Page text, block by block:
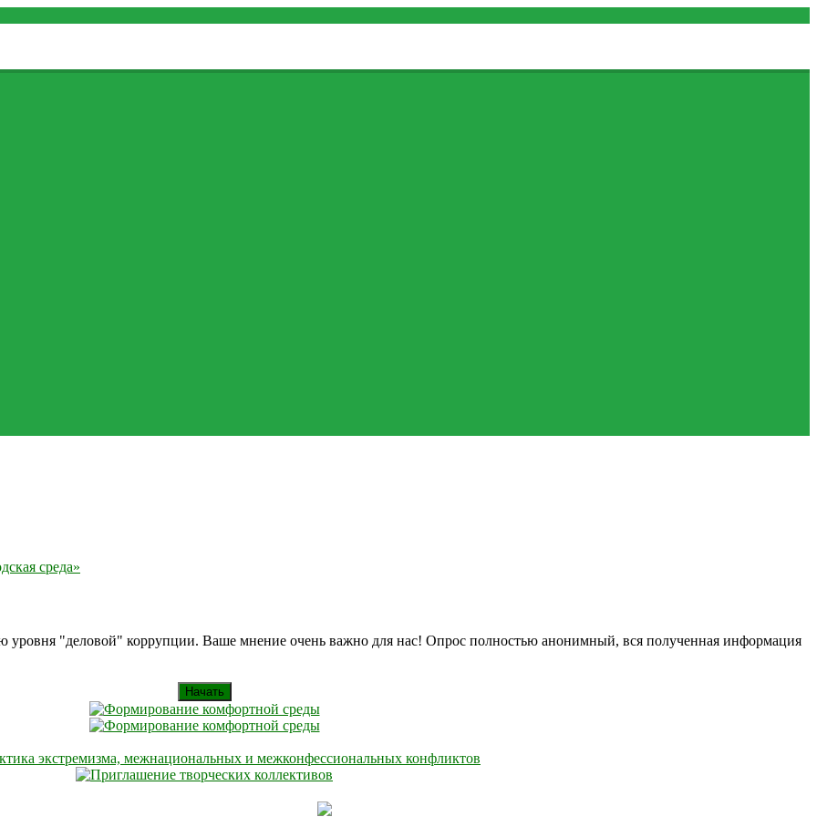
среда»
уровня "деловой" коррупции. Ваше мнение очень важно для нас! Опрос полностью анонимный, вся полученная информация
Начать